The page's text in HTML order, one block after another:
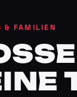
& FAMILIEN